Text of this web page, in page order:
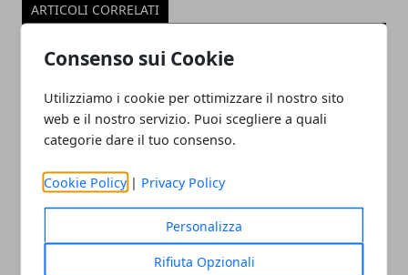
Consenso sui Cookie
Utilizziamo i cookie per ottimizzare il nostro sito
web e il nostro servizio. Puoi scegliere a quali
categorie dare il tuo consenso.
Cookie Policy | Privacy Policy
Personalizza
Rifiuta Opzionali
ARTICOLI CORRELATI
Il professor Nuzzolese, a Torino come a
Bari: scienza e diritti umani nel nome
dell’identità perduta